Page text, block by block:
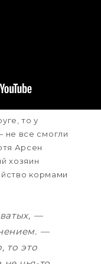
то у
не все смогли
Арсен
хозяин
кормами
—
—
то это